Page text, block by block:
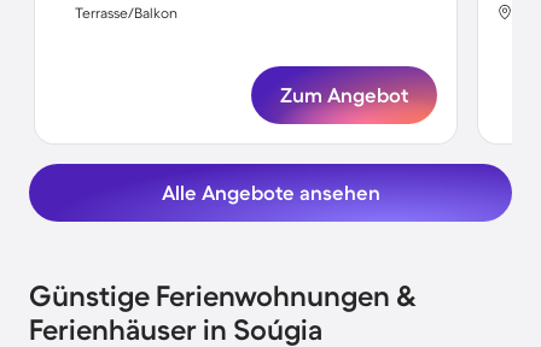
Terrasse/Balkon
Zum Angebot
Alle Angebote ansehen
Günstige Ferienwohnungen &
Ferienhäuser in Soúgia